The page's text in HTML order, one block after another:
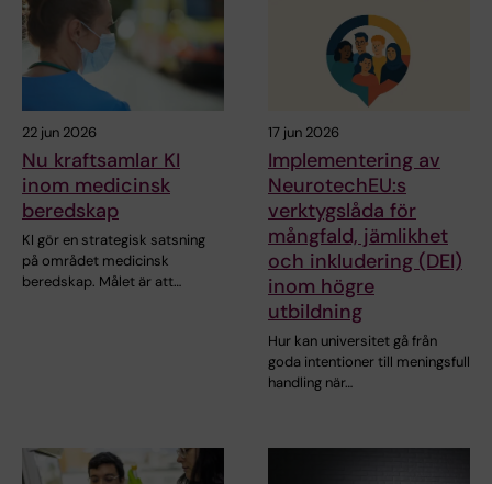
22 jun 2026
Nu kraftsamlar KI
inom medicinsk
beredskap
KI gör en strategisk satsning
på området medicinsk
beredskap. Målet är att…
17 jun 2026
Implementering av
NeurotechEU:s
verktygslåda för
mångfald, jämlikhet
och inkludering (DEI)
inom högre
utbildning
Hur kan universitet gå från
goda intentioner till meningsfull
handling när…